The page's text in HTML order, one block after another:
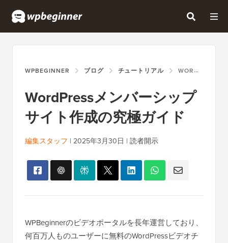
WPBEGINNER ブログ チュートリアル WORDPRESSメンバーシップサイト作成の究極ガイド
WordPressメンバーシップ
サイト作成の究極ガイド
編集スタッフ | 2025年3月30日 | 読者開示
WPBeginnerのビデオポータルを長年運営しており、
何百万人ものユーザーに無料のWordPressビデオチ